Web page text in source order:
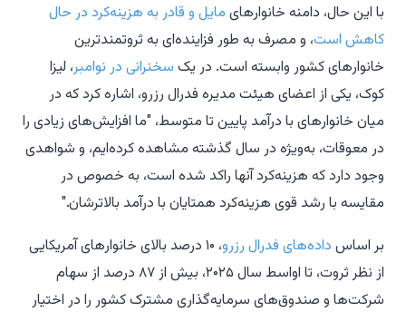
با این حال، دامنه خانوارهای مایل و قادر به هزینه‌کرد در حال
کاهش است، و مصرف به طور فزاینده‌ای به ثروتمندترین
خانوارهای کشور وابسته است. در یک سخنرانی در نوامبر، لیزا
کوک، یکی از اعضای هیئت مدیره فدرال رزرو، اشاره کرد که در
میان خانوارهای با درآمد پایین تا متوسط، "ما افزایش‌های زیادی را
در معوقات، به‌ویژه در سال گذشته مشاهده کرده‌ایم، و شواهدی
وجود دارد که هزینه‌کرد آنها راکد شده است، به خصوص در
مقایسه با رشد قوی هزینه‌کرد همتایان با درآمد بالاترشان."
بر اساس داده‌های فدرال رزرو
، ۱۰ درصد بالای خانوارهای آمریکایی
از نظر ثروت، تا اواسط سال ۲۰۲۵، بیش از ۸۷ درصد از سهام
شرکت‌ها و صندوق‌های سرمایه‌گذاری مشترک کشور را در اختیار